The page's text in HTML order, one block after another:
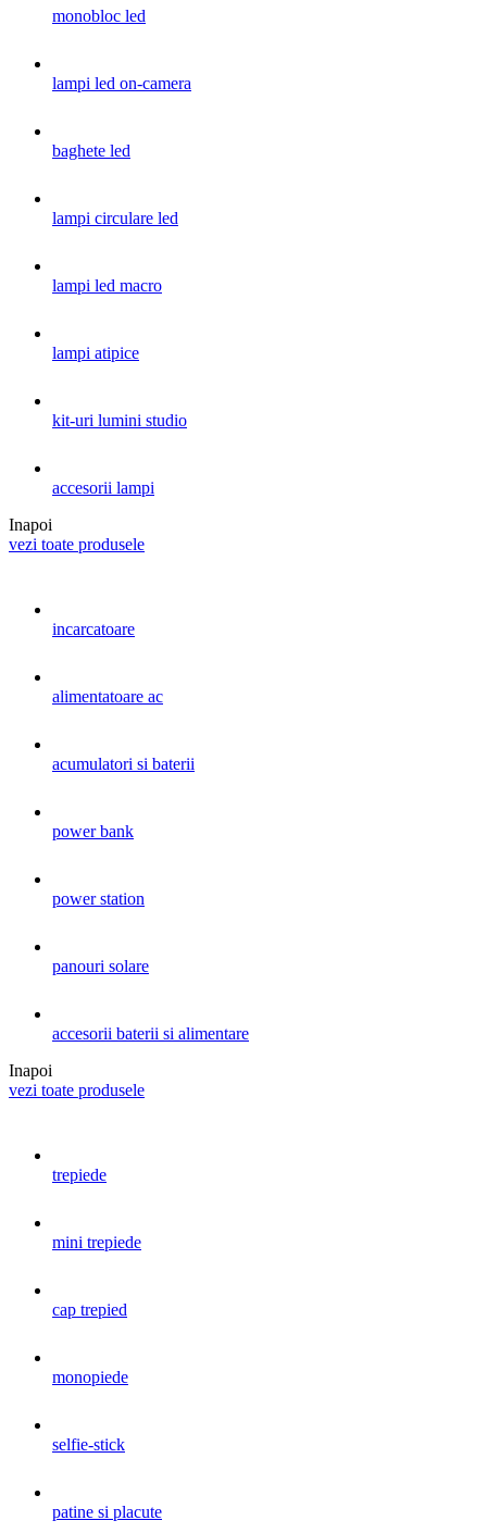
monobloc led
lampi led on-camera
baghete led
lampi circulare led
lampi led macro
lampi atipice
kit-uri lumini studio
accesorii lampi
Inapoi
vezi toate produsele
incarcatoare
alimentatoare ac
acumulatori si baterii
power bank
power station
panouri solare
accesorii baterii si alimentare
Inapoi
vezi toate produsele
trepiede
mini trepiede
cap trepied
monopiede
selfie-stick
patine si placute